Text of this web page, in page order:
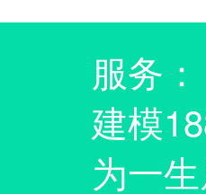
服务：
建模
为一